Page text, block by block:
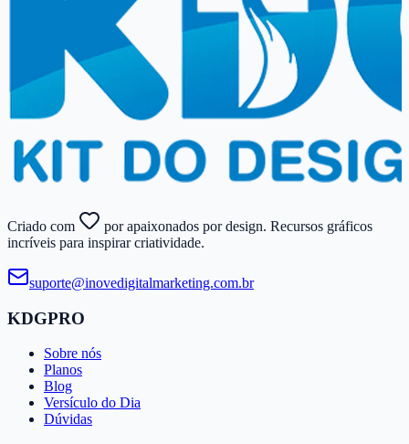
Criado com
por apaixonados por design. Recursos gráficos
incríveis para inspirar criatividade.
suporte@​inovedigitalmarketing.​com.​br
KDGPRO
Sobre nós
Planos
Blog
Versículo do Dia
Dúvidas